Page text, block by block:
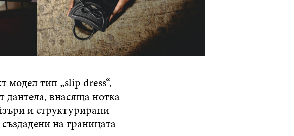
модел тип „slip dress“,
дантела, внасяща нотка
и структурирани
на границата